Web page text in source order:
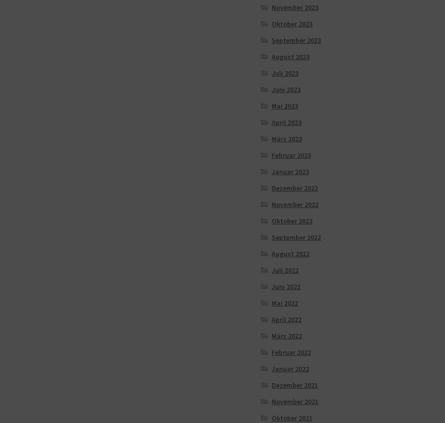
November 2023
Oktober 2023
September 2023
August 2023
Juli 2023
Juni 2023
Mai 2023
April 2023
März 2023
Februar 2023
Januar 2023
Dezember 2022
November 2022
Oktober 2022
September 2022
August 2022
Juli 2022
Juni 2022
Mai 2022
April 2022
März 2022
Februar 2022
Januar 2022
Dezember 2021
November 2021
Oktober 2021